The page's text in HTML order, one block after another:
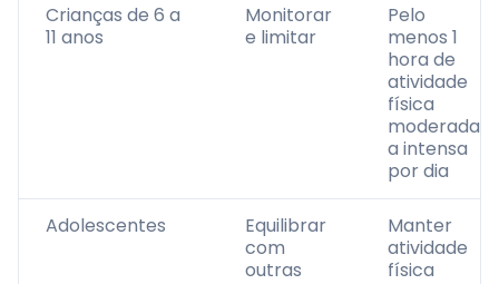
Crianças de 6 a
11 anos
Monitorar
e limitar
Pelo
menos 1
hora de
atividade
física
moderada
a intensa
por dia
Adolescentes
Equilibrar
com
outras
Manter
atividade
física